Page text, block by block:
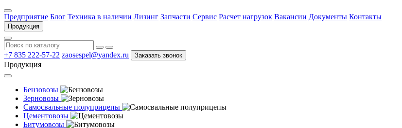
Предприятие Блог Техника в наличии Лизинг Запчасти Сервис Расчет нагрузок Вакансии Документы Контакты
Продукция
+7 835 222-57-22 zaosespel@yandex.ru Заказать звонок
Продукция
Бензовозы
Зерновозы
Самосвальные полуприцепы
Цементовозы
Битумовозы